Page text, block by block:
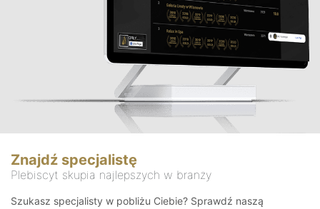
Znajdź specjalistę
Plebiscyt skupia najlepszych w branży
Szukasz specjalisty w pobliżu Ciebie? Sprawdź naszą